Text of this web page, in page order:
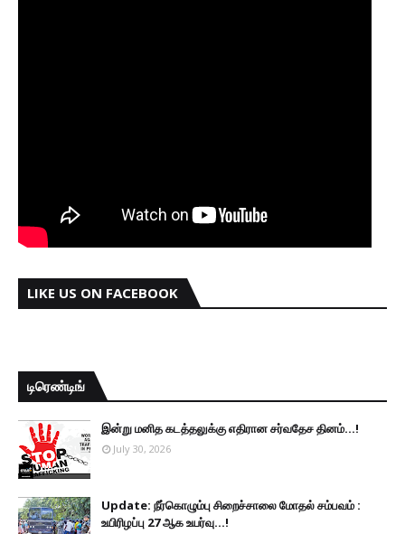
LIKE US ON FACEBOOK
டிரெண்டிங்
இன்று மனித கடத்தலுக்கு எதிரான சர்வதேச தினம்...!
July 30, 2026
Update: நீர்கொழும்பு சிறைச்சாலை மோதல் சம்பவம் :
உயிரிழப்பு 27 ஆக உயர்வு...!